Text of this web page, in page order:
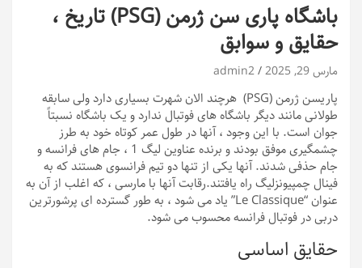
باشگاه پاری سن ژرمن (PSG) تاریخ ،
حقایق و سوابق
مارس 29, 2025 admin2
پاریسن ژرمن (PSG) هرچند الان شهرت بسیاری دارد ولی سابقه
طولانی مانند دیگر باشگاه های فوتبال ندارد و یک باشگاه نسبتاً
جوان است. با این وجود ، آنها در طول عمر کوتاه خود به طرز
چشمگیری موفق بودند و برنده عناوین لیگ 1 ، جام های فرانسه و
جام حذفی شدند. آنها یکی از تنها دو تیم فرانسوی هستند که به
فینال چمپیونزلیگ راه یافتند.رقابت آنها با مارسی ، که اغلب از آن به
عنوان “Le Classique” یاد می شود ، به طور گسترده ای پرشورترین
دربی در فوتبال فرانسه محسوب می شود.
حقایق اساسی